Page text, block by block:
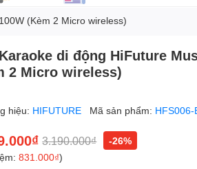
(Kèm 2 Micro wireless)
di động HiFuture
2 Micro wireless)
hiệu: HIFUTURE Mã sản phẩm: HFS006-
3.190.000₫
-26%
831.000₫)